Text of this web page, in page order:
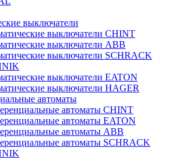
выключатели
выключатели CHINT
выключатели ABB
выключатели SCHRACK
выключатели EATON
выключатели HAGER
автоматы
автоматы CHINT
автоматы EATON
автоматы ABB
автоматы SCHRACK